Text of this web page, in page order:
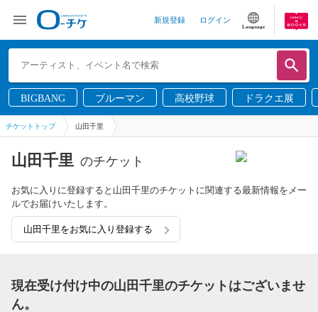
新規登録 ログイン
Language
BIGBANG ブルーマン 高校野球 ドラクエ展
チケットトップ 山田千里
山田千里 のチケット
お気に入りに登録すると山田千里のチケットに関連する最新情報をメー
ルでお届けいたします。
山田千里をお気に入り登録する
現在受け付け中の山田千里のチケットはございませ
ん。